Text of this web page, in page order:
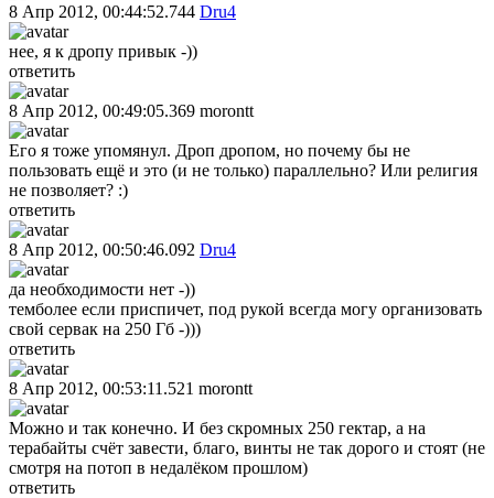
8 Апр 2012, 00:44:52.744 Dru4
нее, я к дропу привык -))
ответить
8 Апр 2012, 00:49:05.369 morontt
Его я тоже упомянул. Дроп дропом, но почему бы не
пользовать ещё и это (и не только) параллельно? Или религия
не позволяет? :)
ответить
8 Апр 2012, 00:50:46.092 Dru4
да необходимости нет -))
темболее если приспичет, под рукой всегда могу организовать
свой сервак на 250 Гб -)))
ответить
8 Апр 2012, 00:53:11.521 morontt
Можно и так конечно. И без скромных 250 гектар, а на
терабайты счёт завести, благо, винты не так дорого и стоят (не
смотря на потоп в недалёком прошлом)
ответить